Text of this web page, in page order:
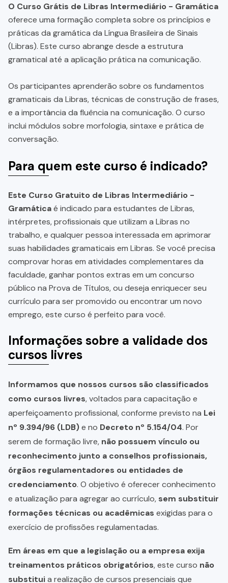
O Curso Grátis de Libras Intermediário - Gramática
oferece uma formação completa sobre os princípios e
práticas da gramática da Língua Brasileira de Sinais
(Libras). Este curso abrange desde a estrutura
gramatical até a aplicação prática na comunicação.
Os participantes aprenderão sobre os fundamentos
gramaticais da Libras, técnicas de construção de frases,
e a importância da fluência na comunicação. O curso
inclui módulos sobre morfologia, sintaxe e prática de
conversação.
Para quem este curso é indicado?
Este Curso Gratuito de Libras Intermediário -
Gramáticaé indicado para estudantes de Libras,
intérpretes, profissionais que utilizam a Libras no
trabalho, e qualquer pessoa interessada em aprimorar
suas habilidades gramaticais em Libras. Se você precisa
comprovar horas em atividades complementares da
faculdade, ganhar pontos extras em um concurso
público na Prova de Títulos, ou deseja enriquecer seu
currículo para ser promovido ou encontrar um novo
emprego, este curso é perfeito para você.
Informações sobre a validade dos
cursos livres
Informamos que nossos cursos são classificados
como cursos livres, voltados para capacitação e
aperfeiçoamento profissional, conforme previsto na Lei
nº 9.394/96 (LDB)e no Decreto nº 5.154/04. Por
serem de formação livre, não possuem vínculo ou
reconhecimento junto a conselhos profissionais,
órgãos regulamentadores ou entidades de
credenciamento. O objetivo é oferecer conhecimento
e atualização para agregar ao currículo, sem substituir
formações técnicas ou acadêmicas exigidas para o
exercício de profissões regulamentadas.
Em áreas em que a legislação ou a empresa exija
treinamentos práticos obrigatórios, este curso não
substituia realização de cursos presenciais que